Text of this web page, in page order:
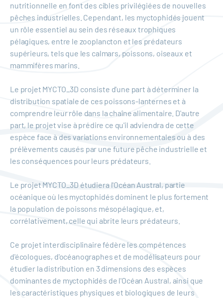
nutritionnelle en font des cibles privilégiées de nouvelles
pêches industrielles. Cependant, les myctophidés jouent
un rôle essentiel au sein des réseaux trophiques
pélagiques, entre le zooplancton et les prédateurs
supérieurs, tels que les calmars, poissons, oiseaux et
mammifères marins.
Le projet MYCTO_3D consiste d'une part à déterminer la
distribution spatiale de ces poissons-lanternes et à
comprendre leur rôle dans la chaîne alimentaire. D'autre
part, le projet vise à prédire ce qu'il adviendra de cette
espèce face à des variations environnementales ou à des
prélèvements causés par une future pêche industrielle et
les conséquences pour leurs prédateurs.
Le projet MYCTO_3D étudiera l'Océan Austral, partie
océanique où les myctophidés dominent le plus fortement
la population de poissons mésopélagique, et,
corrélativement, celle qui abrite leurs prédateurs.
Ce projet interdisciplinaire fédère les compétences
d'écologues, d'océanographes et de modélisateurs pour
étudier la distribution en 3 dimensions des espèces
dominantes de myctophidés de l'Océan Austral, ainsi que
les caractéristiques physiques et biologiques de leurs